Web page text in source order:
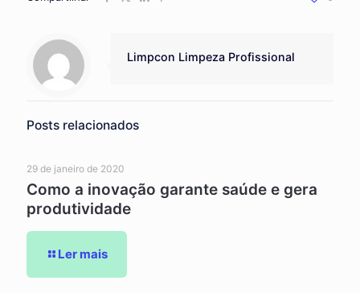
Limpcon Limpeza Profissional
Posts relacionados
29 de janeiro de 2020
Como a inovação garante saúde e gera
produtividade
Ler mais